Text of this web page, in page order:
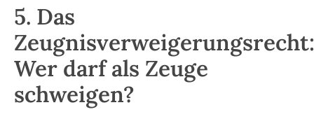
5. Das
Zeugnisverweigerungsrecht:
Wer darf als Zeuge
schweigen?